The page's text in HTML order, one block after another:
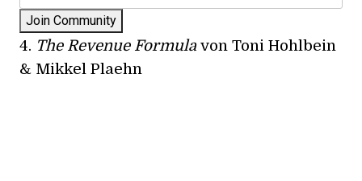
4. The Revenue Formulavon Toni Hohlbein
& Mikkel Plaehn